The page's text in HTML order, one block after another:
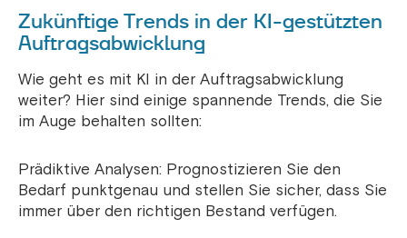
Zukünftige Trends in der KI-gestützten
Auftragsabwicklung
Wie geht es mit KI in der Auftragsabwicklung
weiter? Hier sind einige spannende Trends, die Sie
im Auge behalten sollten:
Prädiktive Analysen: Prognostizieren Sie den
Bedarf punktgenau und stellen Sie sicher, dass Sie
immer über den richtigen Bestand verfügen.